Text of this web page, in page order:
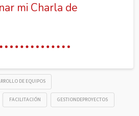
mi Charla de
DE EQUIPOS
FACILITACIÓN GESTIONDEPROYECTOS